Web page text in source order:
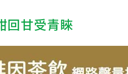
回甘受青睞